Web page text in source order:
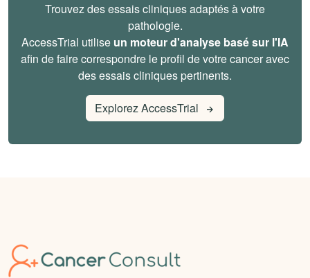
Trouvez des essais cliniques adaptés à votre
pathologie.
AccessTrial utilise un moteur d'analyse basé sur l'IA
afin de faire correspondre le profil de votre cancer avec
des essais cliniques pertinents.
Explorez AccessTrial